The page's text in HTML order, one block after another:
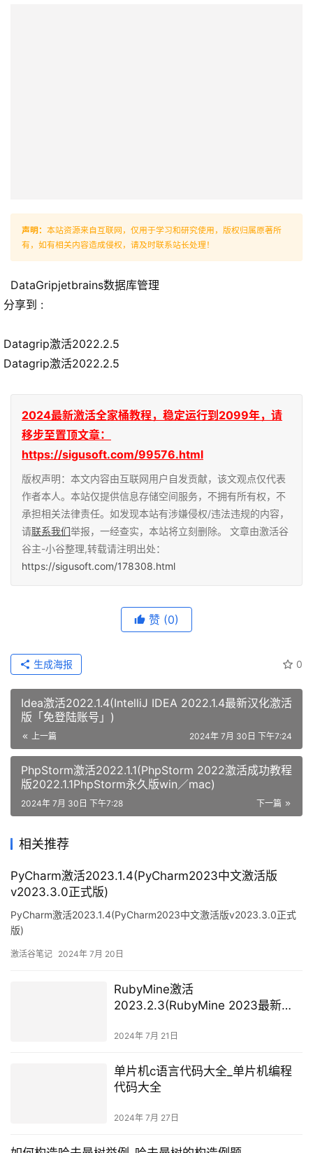
声明： 本站资源来自互联网，仅用于学习和研究使用，版权归属原著所
有，如有相关内容造成侵权，请及时联系站长处理！
DataGripjetbrains数据库管理
分享到 :
Datagrip激活2022.2.5
Datagrip激活2022.2.5
2024最新激活全家桶教程，稳定运行到2099年，请
移步至置顶文章：
https://sigusoft.com/99576.html
版权声明：本文内容由互联网用户自发贡献，该文观点仅代表
作者本人。本站仅提供信息存储空间服务，不拥有所有权，不
承担相关法律责任。如发现本站有涉嫌侵权/违法违规的内容，
请联系我们举报，一经查实，本站将立刻删除。 文章由激活谷
谷主-小谷整理,转载请注明出处：
https://sigusoft.com/178308.html
赞 (0)
0
生成海报
Idea激活2022.1.4(IntelliJ IDEA 2022.1.4最新汉化激活
版「免登陆账号」)
上一篇 2024年 7月 30日 下午7:24
PhpStorm激活2022.1.1(PhpStorm 2022激活成功教程
版2022.1.1PhpStorm永久版win／mac)
下一篇
2024年 7月 30日 下午7:28
相关推荐
PyCharm激活2023.1.4(PyCharm2023中文激活版
v2023.3.0正式版)
PyCharm激活2023.1.4(PyCharm2023中文激活版v2023.3.0正式
版)
激活谷笔记 2024年 7月 20日
RubyMine激活
2023.2.3(RubyMine 2023最新激
功教程中文版」)
2024年 7月 21日
单片机c语言代码大全_单片机编程
代码大全
2024年 7月 27日